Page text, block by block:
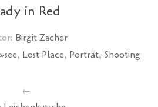
in Red
Birgit Zacher
, Lost Place, Porträt, Shooting
←